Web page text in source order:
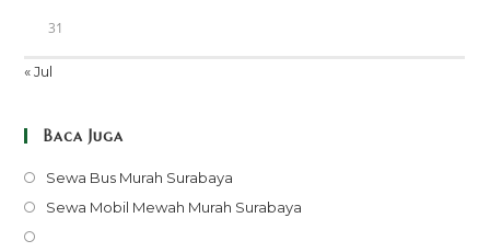
31
« Jul
Baca Juga
Sewa Bus Murah Surabaya
in
Sewa Mobil Mewah Murah Surabaya